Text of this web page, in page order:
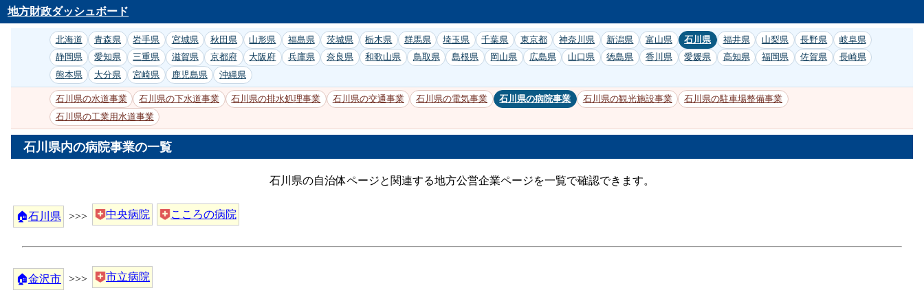
地方財政ダッシュボード
北海道 青森県 岩手県 宮城県 秋田県 山形県 福島県 茨城県 栃木県 群馬県 埼玉県 千葉県 東京都 神奈川県 新潟県 富山県 石川県 福井県 山梨県 長野県
岐阜県
静岡県
愛知県 三重県 滋賀県 京都府 大阪府 兵庫県 奈良県 和歌山県 鳥取県 島根県 岡山県 広島県 山口県 徳島県 香川県 愛媛県 高知県 福岡県 佐賀県
長崎県
熊本県
大分県 宮崎県 鹿児島県 沖縄県
石川県の水道事業 石川県の下水道事業 石川県の排水処理事業 石川県の交通事業 石川県の電気事業 石川県の病院事業 石川県の観光施設事業
石川県の駐車場整備事業
石川県の工業用水道事業
石川県内の病院事業の一覧
石川県の自治体ページと関連する地方公営企業ページを一覧で確認できます。
🏠石川県 >>> 中央病院 こころの病院
🏠金沢市 >>> 市立病院